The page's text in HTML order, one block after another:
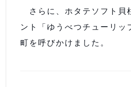
さらに、ホタテソフト貝
ント「ゆうべつチューリ
町を呼びかけました。